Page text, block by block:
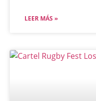
LEER MÁS »